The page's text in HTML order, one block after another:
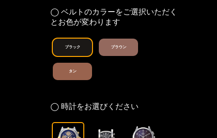
◯ ベルトのカラーをご選択いただく
とお色が変わります
ブラック ブラウン
タン
◯ 時計をお選びください